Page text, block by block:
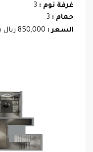
غرفة نوم : 3
حمام : 3
السعر : 850,000 ريال سعودي